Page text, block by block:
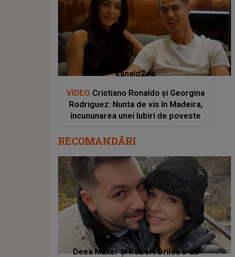
kanald2.ro
VIDEO Cristiano Ronaldo și Georgina
Rodriguez: Nunta de vis în Madeira,
încununarea unei Iubiri de poveste
RECOMANDĂRI
Deea Maxer și Robert Drilea s-au